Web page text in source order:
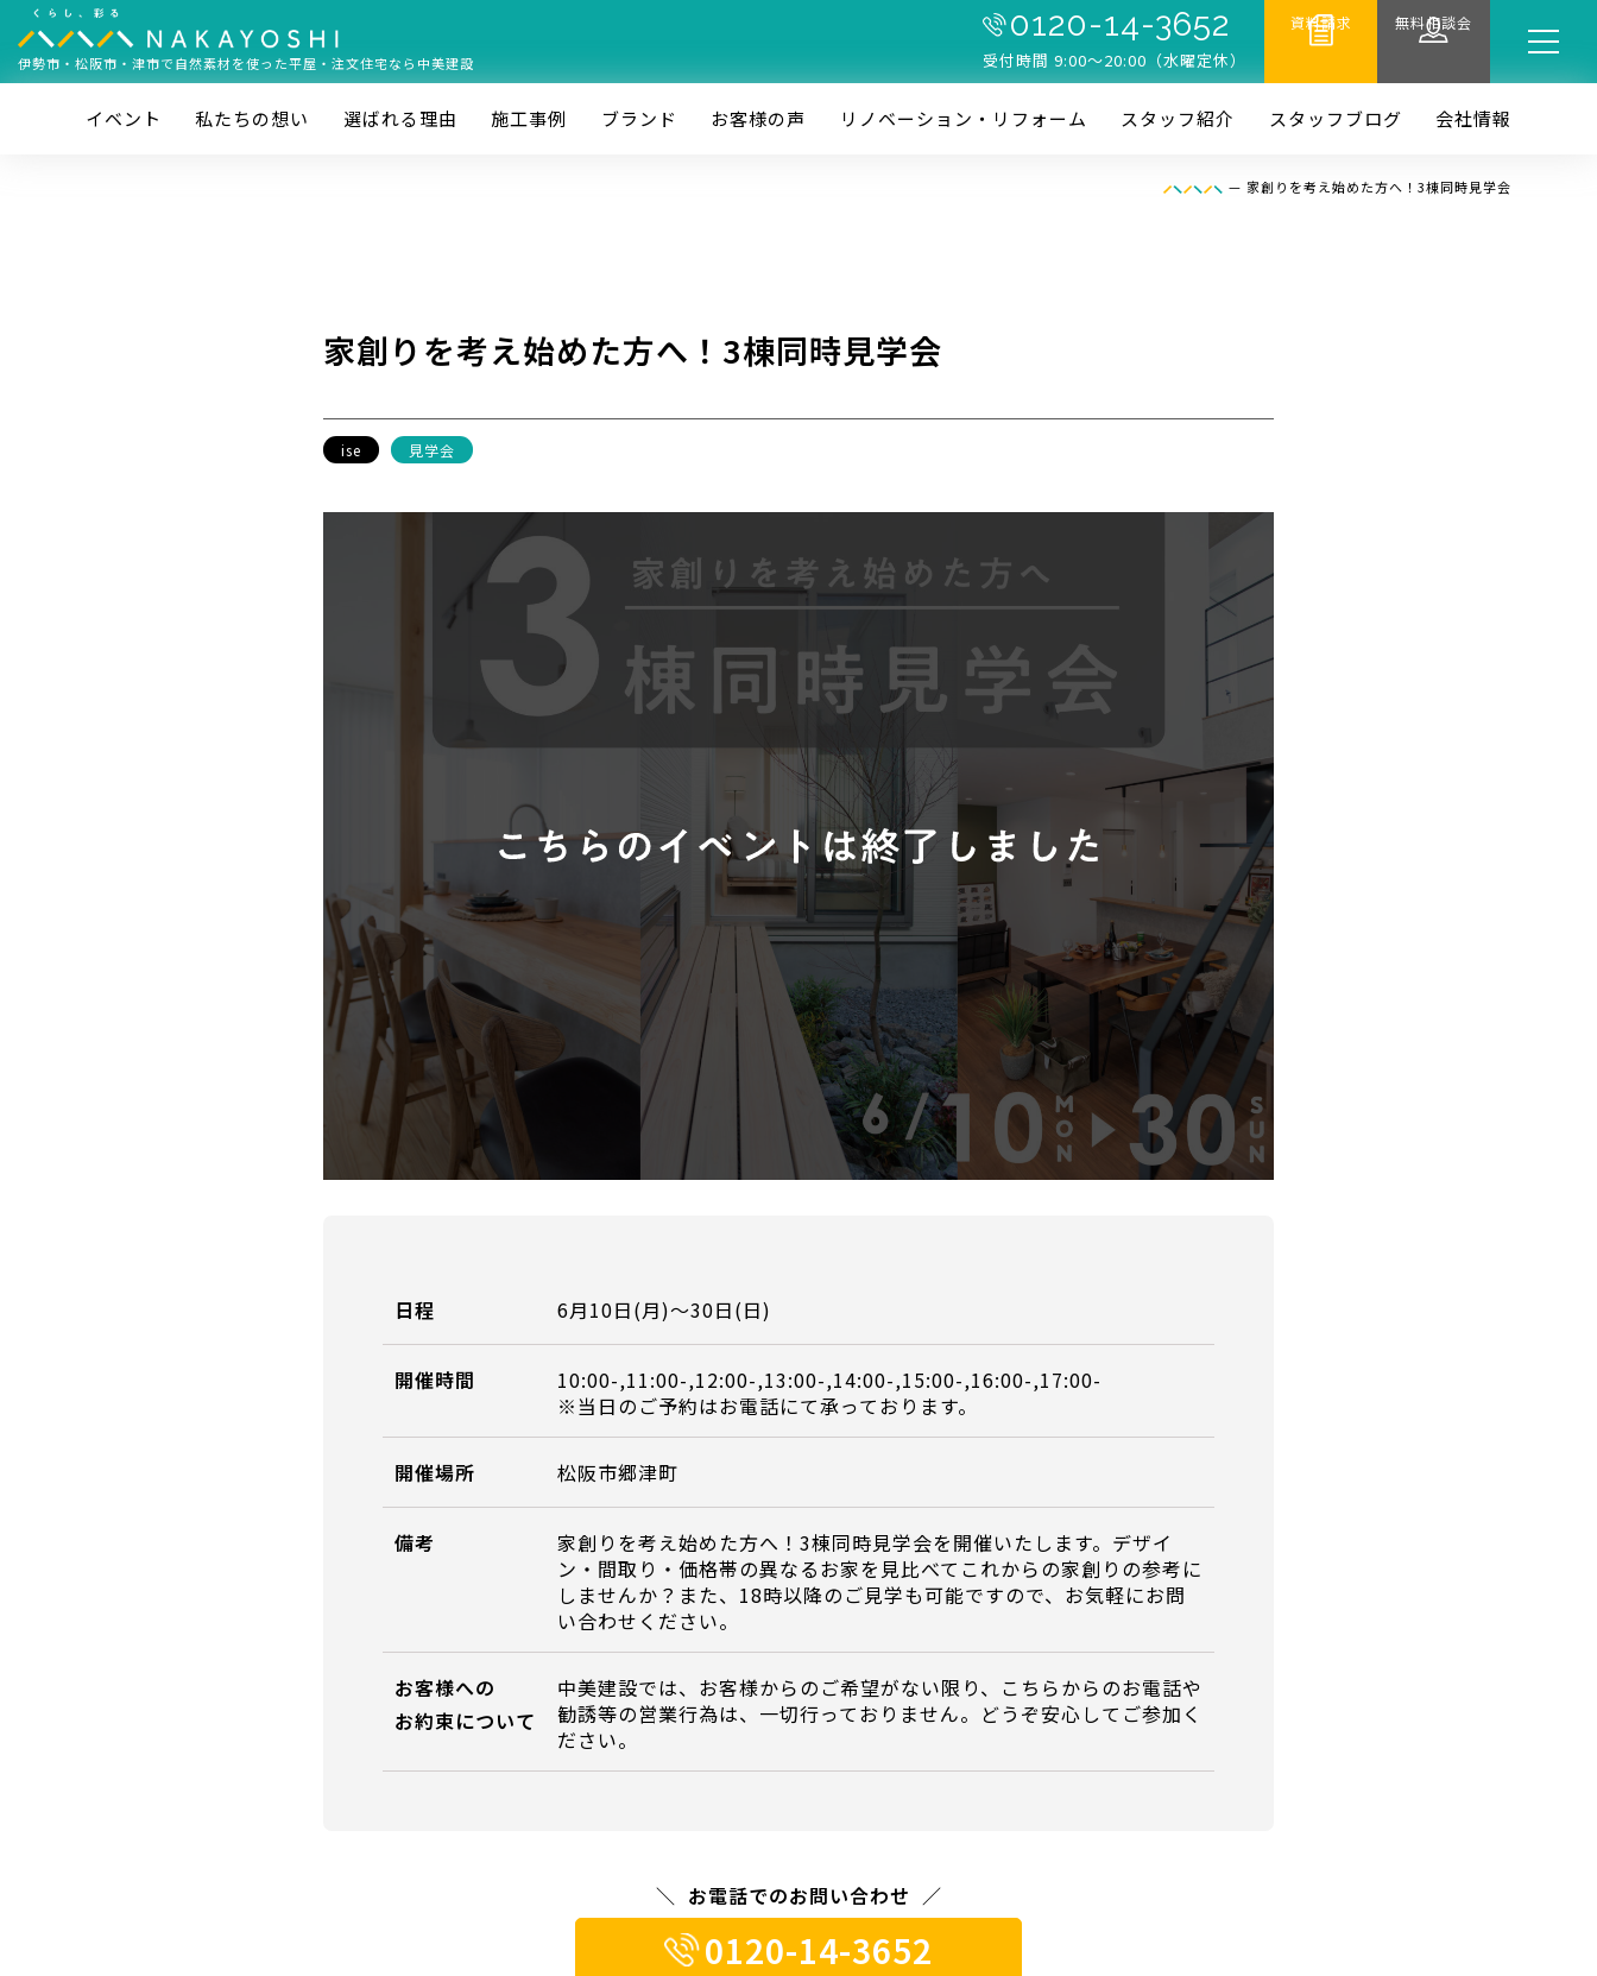
伊勢市・松阪市・津市で自然素材を使った平屋・注文住宅なら中美建設
0120-14-3652
受付時間 9:00〜20:00（水曜定休）
資料請求 無料相談会
イベント 私たちの想い 選ばれる理由 施⼯事例 ブランド お客様の声 リノベーション・リフォーム スタッフ紹介 スタッフブログ 会社情報
— 家創りを考え始めた方へ！3棟同時見学会
家創りを考え始めた方へ！3棟同時見学会
ise 見学会
日程 6月10日(月)～30日(日)
開催時間
10:00-,11:00-,12:00-,13:00-,14:00-,15:00-,16:00-,17:00-
※当日のご予約はお電話にて承っております。
開催場所 松阪市郷津町
備考
家創りを考え始めた方へ！3棟同時見学会を開催いたします。デザイ
ン・間取り・価格帯の異なるお家を見比べてこれからの家創りの参考に
しませんか？また、18時以降のご見学も可能ですので、お気軽にお問
い合わせください。
お客様への
お約束について
中美建設では、お客様からのご希望がない限り、こちらからのお電話や
勧誘等の営業行為は、一切行っておりません。どうぞ安心してご参加く
ださい。
お電話でのお問い合わせ
0120-14-3652